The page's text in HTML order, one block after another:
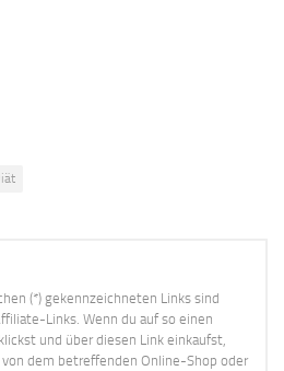
(*) gekennzeichneten Links sind
Links. Wenn du auf so einen
und über diesen Link einkaufst,
dem betreffenden Online-Shop oder